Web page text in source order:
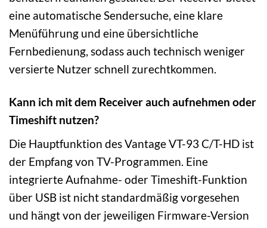
eine automatische Sendersuche, eine klare
Menüführung und eine übersichtliche
Fernbedienung, sodass auch technisch weniger
versierte Nutzer schnell zurechtkommen.
Kann ich mit dem Receiver auch aufnehmen oder
Timeshift nutzen?
Die Hauptfunktion des Vantage VT-93 C/T-HD ist
der Empfang von TV-Programmen. Eine
integrierte Aufnahme- oder Timeshift-Funktion
über USB ist nicht standardmäßig vorgesehen
und hängt von der jeweiligen Firmware-Version